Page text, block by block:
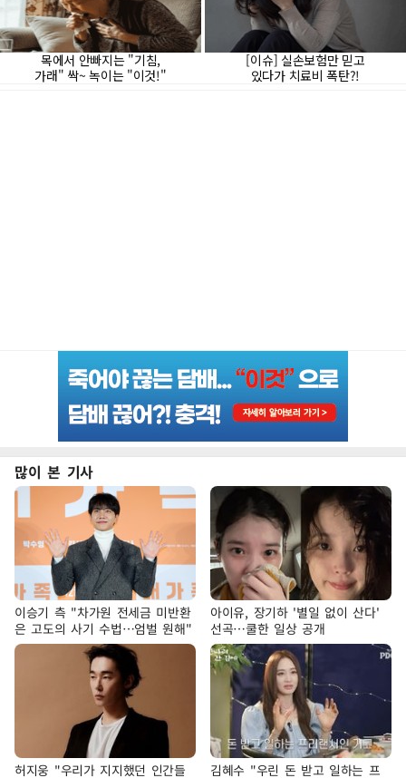
많이 본 기사
이승기 측 "차가원 전세금 미반환
은 고도의 사기 수법…엄벌 원해"
아이유, 장기하 '별일 없이 산다'
선곡…쿨한 일상 공개
허지웅 "우리가 지지했던 인간들
김혜수 "우린 돈 받고 일하는 프